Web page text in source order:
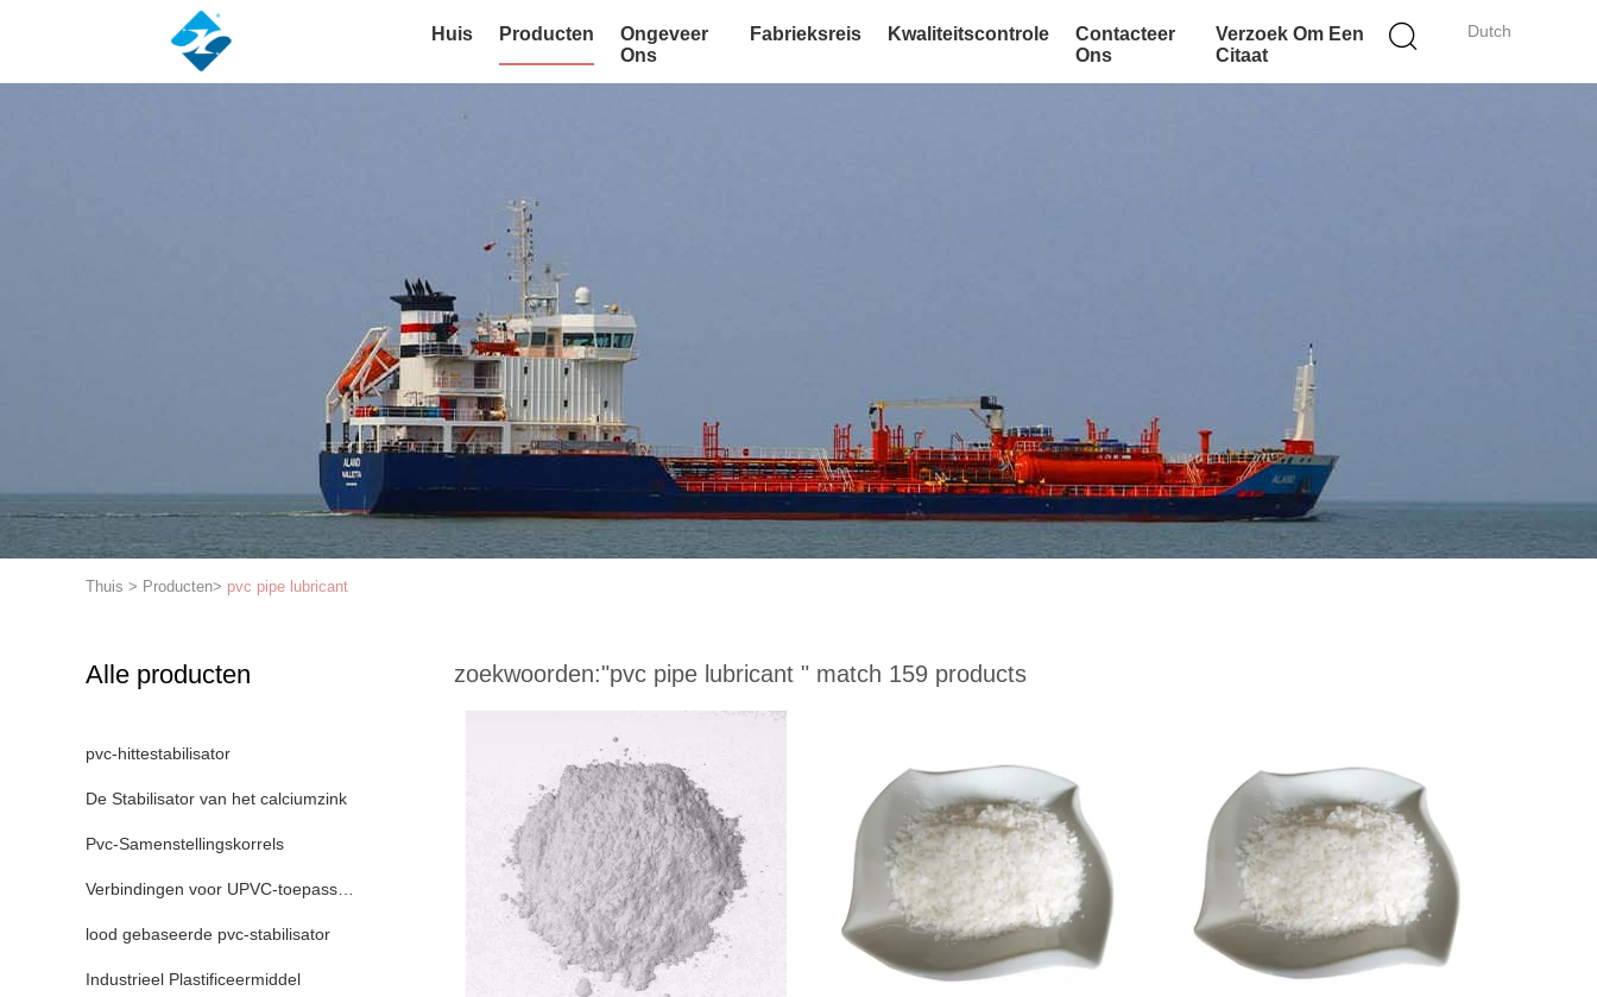
Dutch
Huis Producten
Ongeveer
Ons
Fabrieksreis Kwaliteitscontrole
Contacteer
Ons
Verzoek Om Een
Citaat
Thuis > Producten> pvc pipe lubricant
Alle producten
pvc-hittestabilisator
De Stabilisator van het calciumzink
Pvc-Samenstellingskorrels
Verbindingen voor UPVC-toepassingen
lood gebaseerde pvc-stabilisator
Industrieel Plastificeermiddel
zoekwoorden:"pvc pipe lubricant " match 159 products